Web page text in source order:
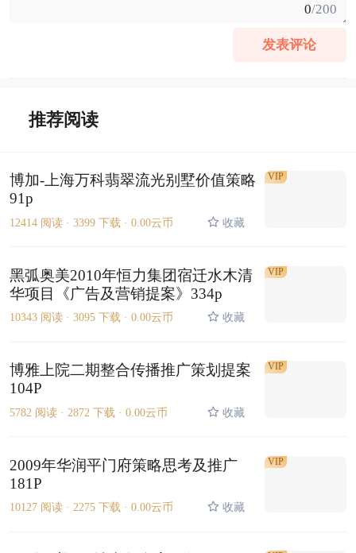
0/200
发表评论
推荐阅读
博加-上海万科翡翠流光别墅价值策略
91p
12414 阅读 · 3399 下载 · 0.00云币 收藏
VIP
黑弧奥美2010年恒力集团宿迁水木清
华项目《广告及营销提案》334p
10343 阅读 · 3095 下载 · 0.00云币 收藏
VIP
博雅上院二期整合传播推广策划提案
104P
5782 阅读 · 2872 下载 · 0.00云币 收藏
VIP
2009年华润平门府策略思考及推广
181P
10127 阅读 · 2275 下载 · 0.00云币 收藏
VIP